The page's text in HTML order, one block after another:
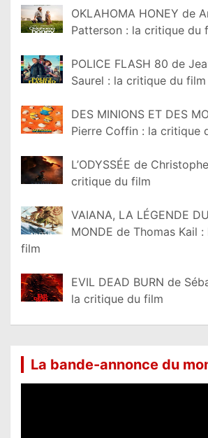
OKLAHOMA HONEY de
Patterson : la critique du
POLICE FLASH 80 de
Saurel : la critique du
DES MINIONS ET DES
Pierre Coffin : la critique
L’ODYSSÉE de
critique du film
VAIANA, LA LÉGENDE
MONDE de Thomas Kail
film
EVIL DEAD BURN de
la critique du film
La bande-annonce du